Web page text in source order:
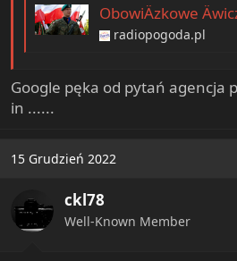
ObowiÄzkowe Äwiczenia wojskowe â kto
radiopogoda.pl
Google pęka od pytań agencja
in ......
15 Grudzień 2022
ckl78
Well-Known Member